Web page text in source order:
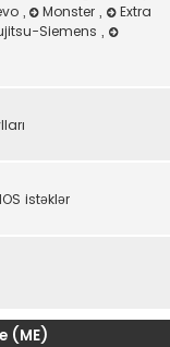
, Monster,
Extra
Siemens ,
istəklər
(ME)